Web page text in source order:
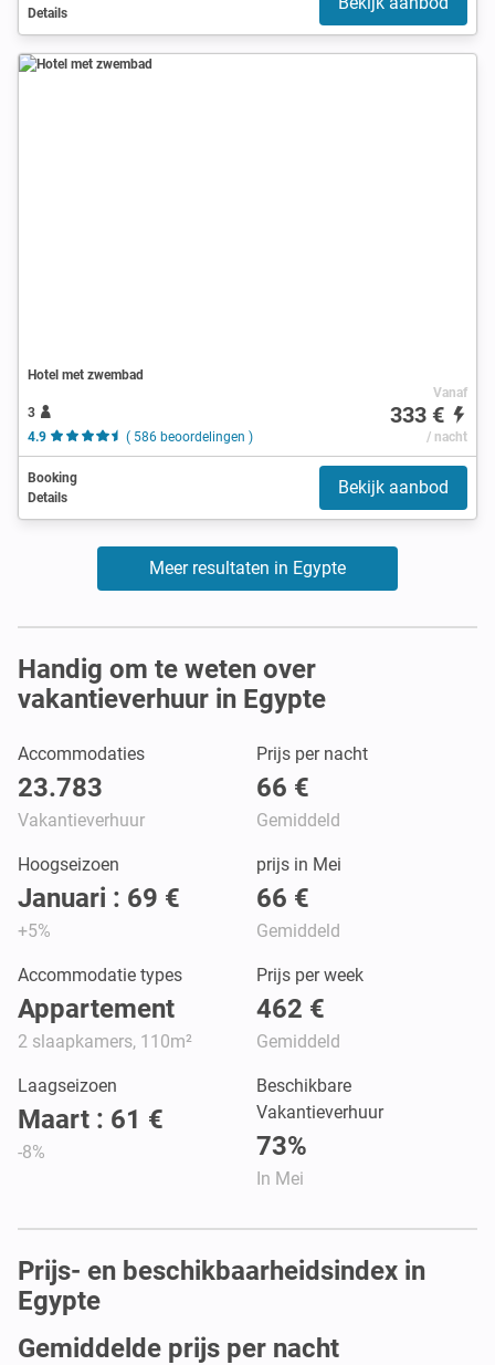
Details
Hotel met zwembad
3
4.9
( 586 beoordelingen )
Vanaf
333 €
/ nacht
Booking
Details
Bekijk aanbod
Meer resultaten in Egypte
Handig om te weten over
vakantieverhuur in Egypte
Accommodaties
23.783
Vakantieverhuur
Prijs per nacht
66 €
Gemiddeld
Hoogseizoen
Januari : 69 €
+5%
prijs in Mei
66 €
Gemiddeld
Accommodatie types
Appartement
2 slaapkamers, 110m²
Prijs per week
462 €
Gemiddeld
Laagseizoen
Maart : 61 €
-8%
Beschikbare
Vakantieverhuur
73%
In Mei
Prijs- en beschikbaarheidsindex in
Egypte
Gemiddelde prijs per nacht